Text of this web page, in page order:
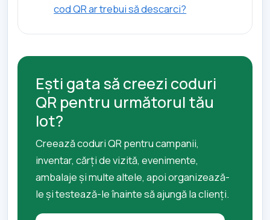
cod QR ar trebui să descarci?
Ești gata să creezi coduri
QR pentru următorul tău
lot?
Creează coduri QR pentru campanii,
inventar, cărți de vizită, evenimente,
ambalaje și multe altele, apoi organizează-
le și testează-le înainte să ajungă la clienți.